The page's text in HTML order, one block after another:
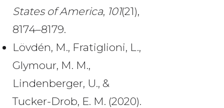
States of America, 101(21),
8174–8179.
Lövdén, M., Fratiglioni, L.,
Glymour, M. M.,
Lindenberger, U., &
Tucker-Drob, E. M. (2020).